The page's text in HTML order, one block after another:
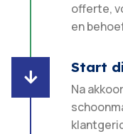
offerte,
en

Start
Na